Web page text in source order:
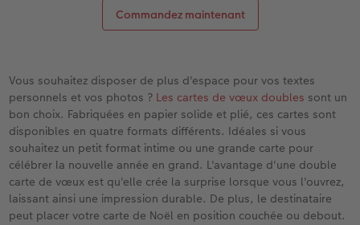
Commandez maintenant
Vous souhaitez disposer de plus d'espace pour vos textes
personnels et vos photos ? Les cartes de vœux doubles sont un
bon choix. Fabriquées en papier solide et plié, ces cartes sont
disponibles en quatre formats différents. Idéales si vous
souhaitez un petit format intime ou une grande carte pour
célébrer la nouvelle année en grand. L'avantage d'une double
carte de vœux est qu'elle crée la surprise lorsque vous l'ouvrez,
laissant ainsi une impression durable. De plus, le destinataire
peut placer votre carte de Noël en position couchée ou debout.